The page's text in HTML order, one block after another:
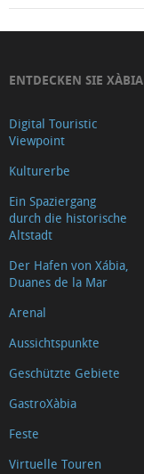
ENTDECKEN SIE XÀBIA
Digital Touristic
Viewpoint
Kulturerbe
Ein Spaziergang
durch die historische
Altstadt
Der Hafen von Xábia,
Duanes de la Mar
Arenal
Aussichtspunkte
Geschützte Gebiete
GastroXàbia
Feste
Virtuelle Touren